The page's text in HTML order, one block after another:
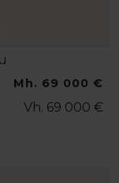
Mh. 69 000 €
Vh. 69 000 €